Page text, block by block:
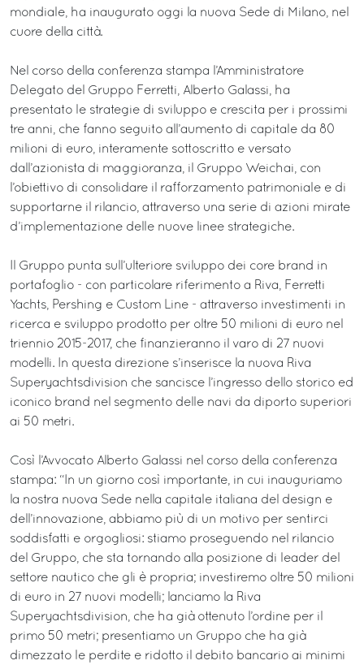
mondiale, ha inaugurato oggi la nuova Sede di Milano, nel
cuore della città.
Nel corso della conferenza stampa l’Amministratore
Delegato del Gruppo Ferretti, Alberto Galassi, ha
presentato le strategie di sviluppo e crescita per i prossimi
tre anni, che fanno seguito all’aumento di capitale da 80
milioni di euro, interamente sottoscritto e versato
dall’azionista di maggioranza, il Gruppo Weichai, con
l’obiettivo di consolidare il rafforzamento patrimoniale e di
supportarne il rilancio, attraverso una serie di azioni mirate
d’implementazione delle nuove linee strategiche.
Il Gruppo punta sull’ulteriore sviluppo dei core brand in
portafoglio - con particolare riferimento a Riva, Ferretti
Yachts, Pershing e Custom Line - attraverso investimenti in
ricerca e sviluppo prodotto per oltre 50 milioni di euro nel
triennio 2015-2017, che finanzieranno il varo di 27 nuovi
modelli. In questa direzione s’inserisce la nuova Riva
Superyachtsdivision che sancisce l’ingresso dello storico ed
iconico brand nel segmento delle navi da diporto superiori
ai 50 metri.
Così l’Avvocato Alberto Galassi nel corso della conferenza
stampa: “In un giorno così importante, in cui inauguriamo
la nostra nuova Sede nella capitale italiana del design e
dell’innovazione, abbiamo più di un motivo per sentirci
soddisfatti e orgogliosi: stiamo proseguendo nel rilancio
del Gruppo, che sta tornando alla posizione di leader del
settore nautico che gli è propria; investiremo oltre 50 milioni
di euro in 27 nuovi modelli; lanciamo la Riva
Superyachtsdivision, che ha già ottenuto l’ordine per il
primo 50 metri; presentiamo un Gruppo che ha già
dimezzato le perdite e ridotto il debito bancario ai minimi